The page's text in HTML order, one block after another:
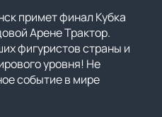
примет финал Кубка
Арене Трактор.
фигуристов страны и
уровня! Не
событие в мире